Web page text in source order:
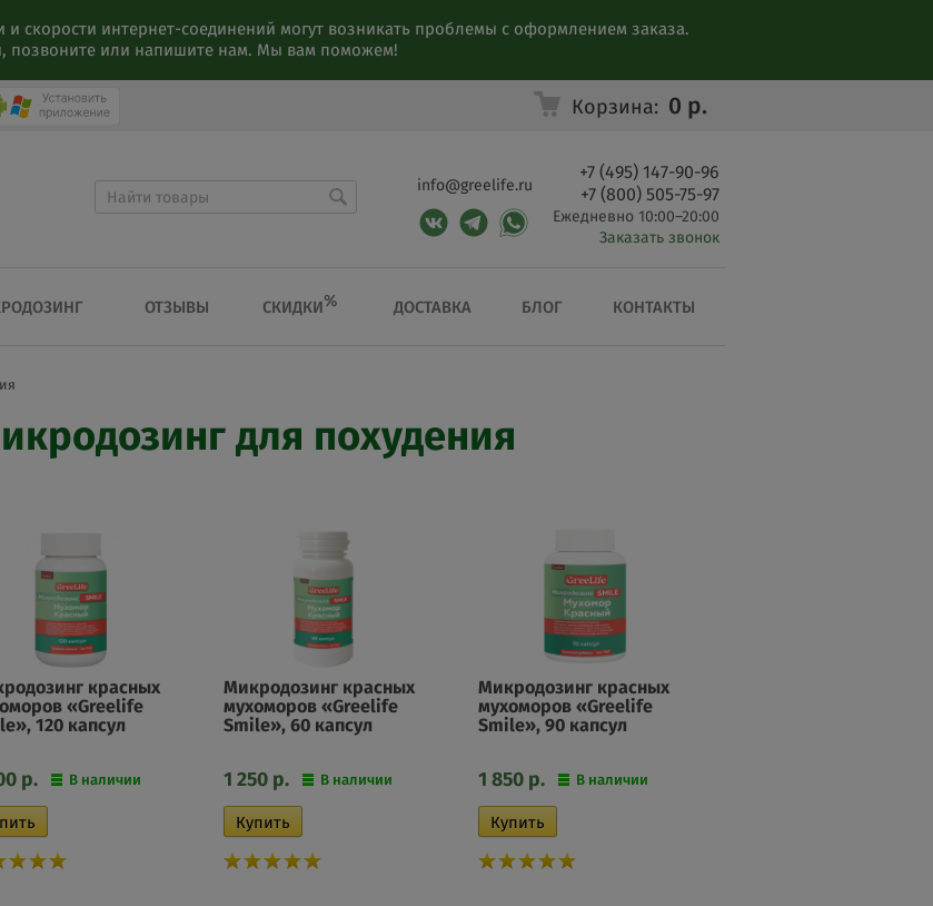
скорости интернет-соединений могут возникать проблемы с оформлением заказа.
позвоните или напишите нам. Мы вам поможем!
Корзина: 0 р.
info@greelife.ru
+7 (495) 147-90-96
+7 (800) 505-75-97
Ежедневно 10:00–20:00
Заказать звонок
ОТЗЫВЫ СКИДКИ% ДОСТАВКА БЛОГ КОНТАКТЫ
для похудения
красных
«Greelife
120 капсул
р. В наличии
Микродозинг красных
мухоморов «Greelife
Smile», 60 капсул
1 250 р. В наличии
Микродозинг красных
мухоморов «Greelife
Smile», 90 капсул
1 850 р. В наличии